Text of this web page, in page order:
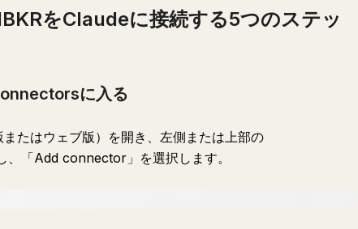
をClaudeに接続する5つのステッ
に入る
たはウェブ版）を開き、左側または上部の
、「Add connector」を選択します。